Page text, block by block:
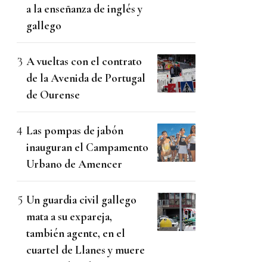
a la enseñanza de inglés y
gallego
A vueltas con el contrato
de la Avenida de Portugal
de Ourense
Las pompas de jabón
inauguran el Campamento
Urbano de Amencer
Un guardia civil gallego
mata a su expareja,
también agente, en el
cuartel de Llanes y muere